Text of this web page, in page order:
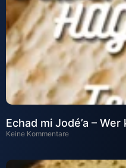
Echad mi Jodé’a –
Keine Kommentare